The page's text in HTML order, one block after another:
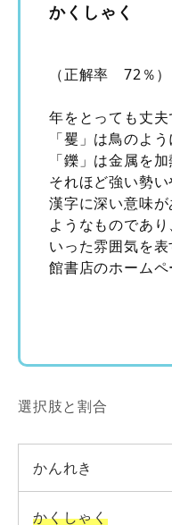
かくしゃく
（正解率 72％）
年をとっても丈夫
「矍」は鳥のよ
「鑠」は金属を
それほど強い勢い
漢字に深い意味
ようなものであ
いった雰囲気を
館書店のホームペ
選択肢と割合
かんれき
かくしゃく